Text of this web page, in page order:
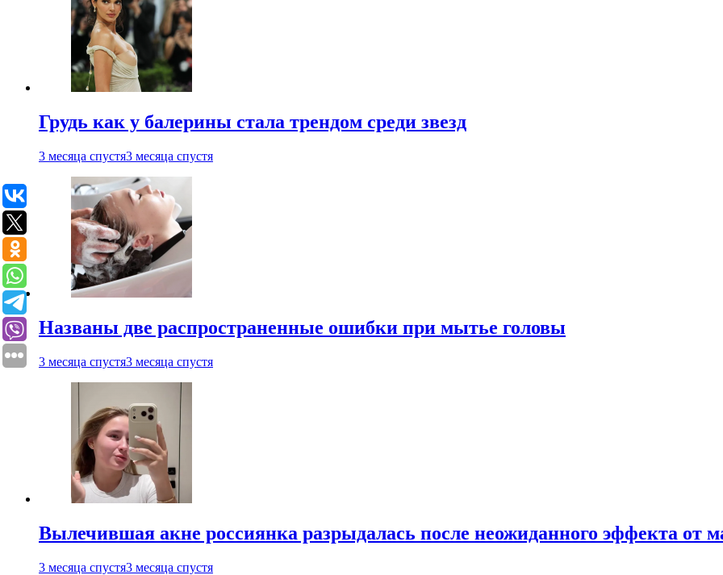
Грудь как у балерины стала трендом среди звезд
3 месяца спустя3 месяца спустя
Названы две распространенные ошибки при мытье головы
3 месяца спустя3 месяца спустя
Вылечившая акне россиянка разрыдалась после неожиданного эффекта от
3 месяца спустя3 месяца спустя